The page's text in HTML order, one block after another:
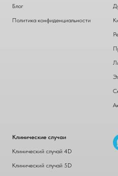
Блог
Политика конфиденциальности
Клинические случаи
Клинический случай 4D
Клинический случай 5D